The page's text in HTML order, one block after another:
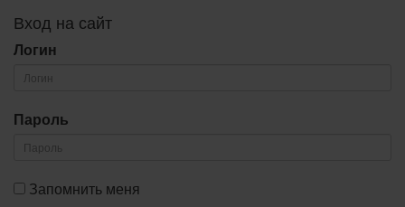
Вход на сайт
Логин
Пароль
Запомнить меня